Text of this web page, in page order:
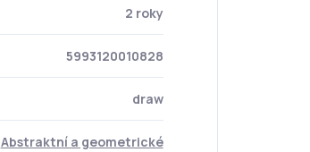
2 roky
5993120010828
draw
Abstraktní a geometrické